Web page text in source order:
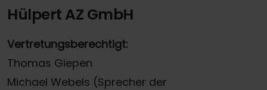
Hülpert AZ GmbH
Vertretungsberechtigt:
Thomas Giepen
Michael Webels (Sprecher der